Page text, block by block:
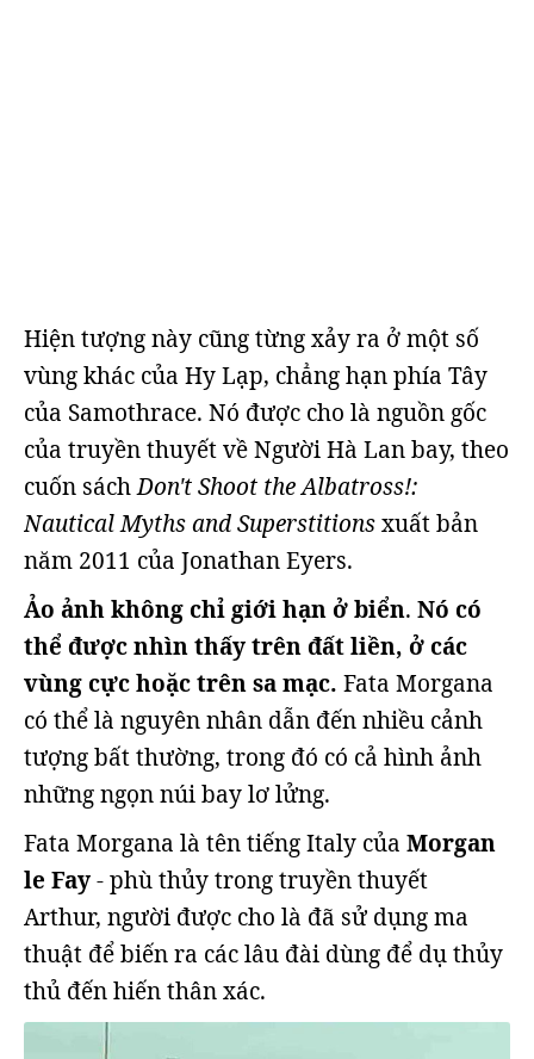
Hiện tượng này cũng từng xảy ra ở một số
vùng khác của Hy Lạp, chẳng hạn phía Tây
của Samothrace. Nó được cho là nguồn gốc
của truyền thuyết về Người Hà Lan bay, theo
cuốn sáchDon't Shoot the Albatross!:
Nautical Myths and Superstitionsxuất bản
năm 2011 của Jonathan Eyers.
Ảo ảnh không chỉ giới hạn ở biển. Nó có
thể được nhìn thấy trên đất liền, ở các
vùng cực hoặc trên sa mạc. Fata Morgana
có thể là nguyên nhân dẫn đến nhiều cảnh
tượng bất thường, trong đó có cả hình ảnh
những ngọn núi bay lơ lửng.
Fata Morgana là tên tiếng Italy của Morgan
le Fay- phù thủy trong truyền thuyết
Arthur, người được cho là đã sử dụng ma
thuật để biến ra các lâu đài dùng để dụ thủy
thủ đến hiến thân xác.